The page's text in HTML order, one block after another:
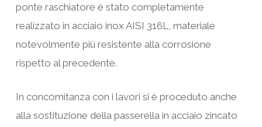
ponte raschiatore è stato completamente
realizzato in acciaio inox AISI 316L, materiale
notevolmente più resistente alla corrosione
rispetto al precedente.
In concomitanza con i lavori si è proceduto anche
alla sostituzione della passerella in acciaio zincato